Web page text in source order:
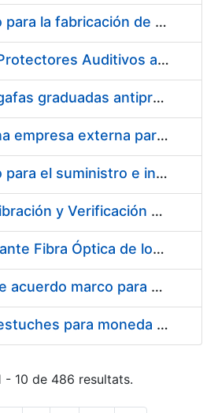
Acuerdo marco para la fabricación de piezas
Suministro de Protectores Auditivos a medida para las personas trabajadoras de los Centros de Trabajo de Madrid y Burgos
Suministro de gafas graduadas antiproyecciones para los trabajadores de la FNMT-RCM en los centros de trabajo de Madrid y Burgos
Servicios de una empresa externa para el asesoramiento y resolución de los recursos de alzada que se presentan relacionados con procesos de selección para la FNMT-RCM
Acuerdo marco para el suministro e instalación de persianas, estores y otros complementos
Servicio de Calibración y Verificación Externa de los Equipos de Medición del Servicio de Prevención de la FNMT-RCM
Conexión mediante Fibra Óptica de los Centros de Proceso de Datos (CPDs) de las sedes de la FNMT-RCM de Burgos y Madrid
Contratación de acuerdo marco para el Suministro de Material de Electricidad para la Fábrica Nacional de Moneda y Timbre-Real Casa de la Moneda en su centro de trabajo de Burgos
Suministro de estuches para moneda de 30 €
- 10 de 486 resultats.